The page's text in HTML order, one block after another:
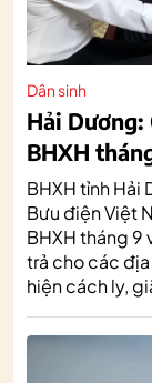
Dân sinh
Hải
BHXH
BHXH tỉnh Hải
Bưu điện Việt
BHXH tháng
trả cho các
hiện cách ly,